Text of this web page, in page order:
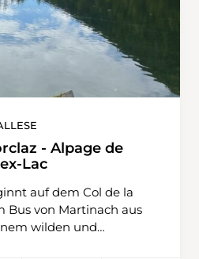
- Alpage de
Lac
auf dem Col de la
Bus von Martinach aus
wilden und